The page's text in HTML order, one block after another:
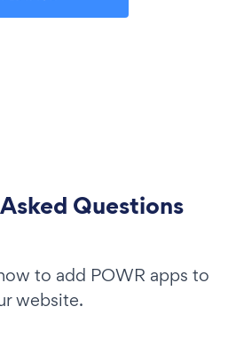
Questions
to add POWR apps to
website.